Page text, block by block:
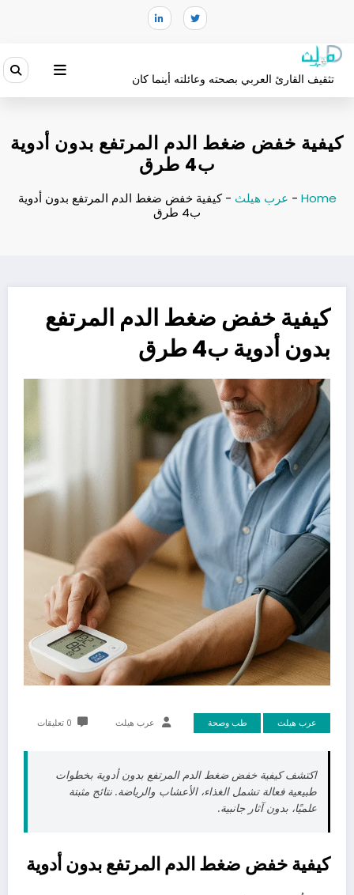
تثقيف القارئ العربي بصحته وعائلته أينما كان
كيفية خفض ضغط الدم المرتفع بدون أدوية
ب4 طرق
Home
- عرب هيلث -كيفية خفض ضغط الدم المرتفع بدون أدوية
ب4 طرق
كيفية خفض ضغط الدم المرتفع
بدون أدوية ب4 طرق
عرب هيلث طب وصحة عرب هيلث 0 تعليقات
اكتشف كيفية خفض ضغط الدم المرتفع بدون أدوية بخطوات
طبيعية فعالة تشمل الغذاء، الأعشاب والرياضة. نتائج مثبتة
علميًا، بدون آثار جانبية.
كيفية خفض ضغط الدم المرتفع بدون أدوية